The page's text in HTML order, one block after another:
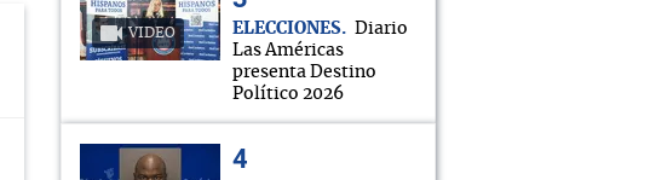
VIDEO ELECCIONES
Diario
Las Américas
presenta Destino
Político 2026